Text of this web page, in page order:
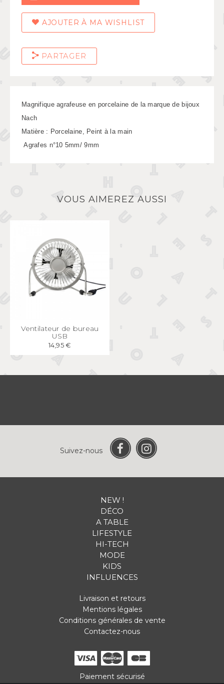
AJOUTER À MA WISHLIST
PARTAGER
Magnifique agrafeuse en porcelaine de la marque de bijoux
Nach
Matière : Porcelaine, Peint à la main
Agrafes n°10 5mm/ 9mm
VOUS AIMEREZ AUSSI
APERÇU
Ventilateur de bureau
USB
14,95 €
Suivez-nous
NEW !
DÉCO
A TABLE
LIFESTYLE
HI-TECH
MODE
KIDS
INFLUENCES
Livraison et retours
Mentions légales
Conditions générales de vente
Contactez-nous
Paiement sécurisé